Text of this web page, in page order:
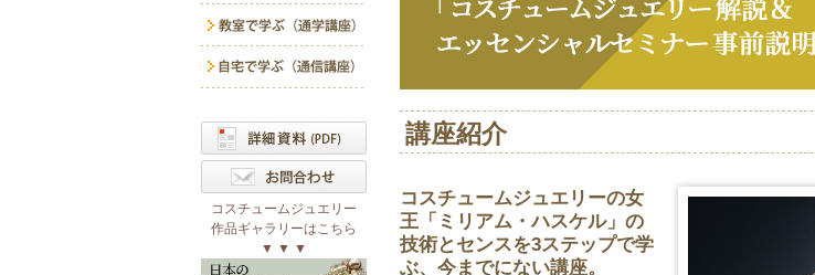
コスチュームジュエリー
作品ギャラリーはこちら
▼ ▼ ▼
講座紹介
コスチュームジュエリーの女
王「ミリアム・ハスケル」の
技術とセンスを3ステップで学
ぶ、今までにない講座。